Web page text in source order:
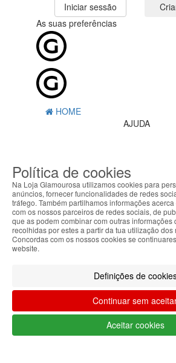
Iniciar sessão
As suas preferências
HOME
AJUDA
0 CARRINHO
EU
Filtrar por
Limpar filtros
Política de cookies
Na Loja Glamourosa utilizamos cookies para
anúncios, fornecer funcionalidades de redes
tráfego. Também partilhamos informações
com os nossos parceiros de redes sociais, de
que as podem combinar com outras informações
recolhidas por estes a partir da tua utilização dos
Concordas com os nossos cookies se
website.
Definições de
Continuar sem
Aceitar cookies